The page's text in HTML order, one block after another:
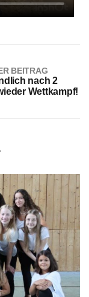
BEITRAG
nach 2
Wettkampf!